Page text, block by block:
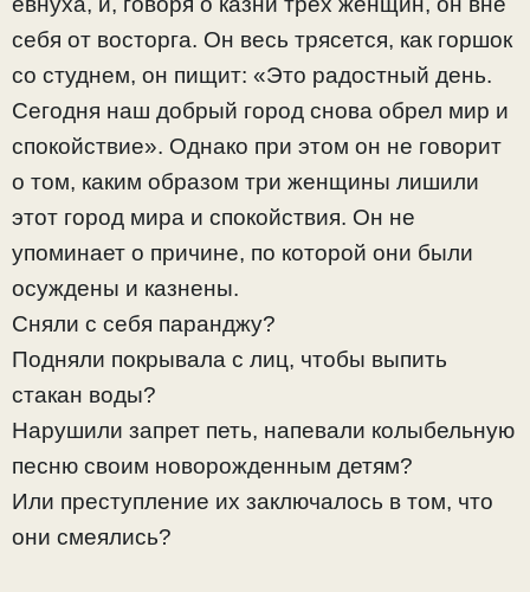
себя от восторга. Он весь трясется, как горшок
со студнем, он пищит: «Это радостный день.
Сегодня наш добрый город снова обрел мир и
спокойствие». Однако при этом он не говорит
о том, каким образом три женщины лишили
этот город мира и спокойствия. Он не
упоминает о причине, по которой они были
осуждены и казнены.
Сняли с себя паранджу?
Подняли покрывала с лиц, чтобы выпить
стакан воды?
Нарушили запрет петь, напевали колыбельную
песню своим новорожденным детям?
Или преступление их заключалось в том, что
они смеялись?